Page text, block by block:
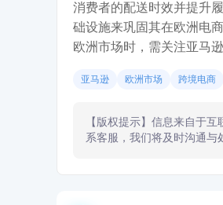
消费者的配送时效并提升
础设施来巩固其在欧洲电
欧洲市场时，需关注亚马
亚马逊 欧洲市场 跨境电商
【版权提示】信息来自于
系客服，我们将及时沟通与